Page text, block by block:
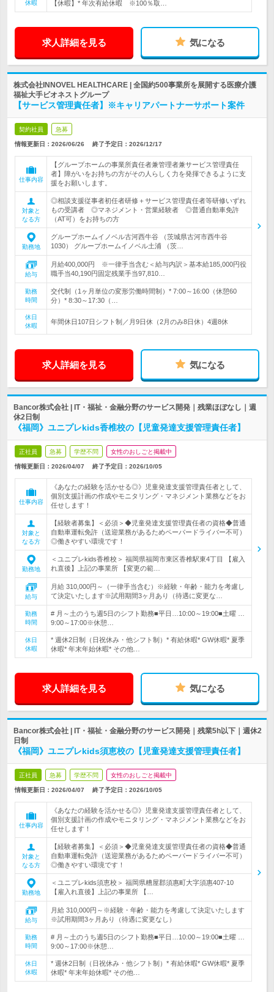
休暇 【休暇】* 年次有給休暇 ※100％取…
求人詳細を見る 気になる
株式会社INNOVEL HEALTHCARE | 全国約500事業所を展開する医療介護
福祉大手ビオネストグループ
【サービス管理責任者】※キャリアパートナーサポート案件
契約社員 急募
情報更新日：2026/06/26 終了予定日： 2026/12/17
仕事内容
【グループホームの事業所責任者兼管理者兼サービス管理責任
者】障がいをお持ちの方がその人らしく力を発揮できるように支
援をお願いします。
対象と
なる方
◎相談支援従事者初任者研修＋サービス管理責任者等研修いずれ
もの受講者 ◎マネジメント・営業経験者 ◎普通自動車免許
（AT可）をお持ちの方
勤務地
グループホームイノベル古河西牛谷 （茨城県古河市西牛谷
1030） グループホームイノベル土浦 （茨…
給与
月給400,000円 ※一律手当含む＜給与内訳＞基本給185,000円役
職手当40,190円固定残業手当97,810…
勤務
時間
交代制（1ヶ月単位の変形労働時間制）* 7:00～16:00（休憩60
分）* 8:30～17:30（…
休日
休暇
年間休日107日シフト制／月9日休（2月のみ8日休）4週8休
求人詳細を見る 気になる
Bancor株式会社 | IT・福祉・金融分野のサービス開発｜残業ほぼなし｜週
休2日制
《福岡》ユニプレkids香椎校の【児童発達支援管理責任者】
正社員 急募 学歴不問 女性のおしごと掲載中
情報更新日：2026/04/07 終了予定日： 2026/10/05
仕事内容
《あなたの経験を活かせる◎》児童発達支援管理責任者として、
個別支援計画の作成やモニタリング・マネジメント業務などをお
任せします！
対象と
なる方
【経験者募集】＜必須＞◆児童発達支援管理責任者の資格◆普通
自動車運転免許（送迎業務があるためペーパードライバー不可）
◎働きやすい環境です！
勤務地
＜ユニプレkids香椎校＞ 福岡県福岡市東区香椎駅東4丁目 【雇入
れ直後】上記の事業所 【変更の範…
給与
月給 310,000円～（一律手当含む）※経験・年齢・能力を考慮し
て決定いたします※試用期間3ヶ月あり（待遇に変更な…
勤務
時間
# 月～土のうち週5日のシフト勤務■平日…10:00～19:00■土曜 …
9:00～17:00※休憩…
休日
休暇
* 週休2日制（日祝休み・他シフト制）* 有給休暇* GW休暇* 夏季
休暇* 年末年始休暇* その他…
求人詳細を見る 気になる
Bancor株式会社 | IT・福祉・金融分野のサービス開発｜残業5h以下｜週休2
日制
《福岡》ユニプレkids須恵校の【児童発達支援管理責任者】
正社員 急募 学歴不問 女性のおしごと掲載中
情報更新日：2026/04/07 終了予定日： 2026/10/05
仕事内容
《あなたの経験を活かせる◎》児童発達支援管理責任者として、
個別支援計画の作成やモニタリング・マネジメント業務などをお
任せします！
対象と
なる方
【経験者募集】＜必須＞◆児童発達支援管理責任者の資格◆普通
自動車運転免許（送迎業務があるためペーパードライバー不可）
◎働きやすい環境です！
勤務地
＜ユニプレkids須恵校＞ 福岡県糟屋郡須惠町大字須惠407-10
【雇入れ直後】上記の事業所 【…
給与
月給 310,000円～※経験・年齢・能力を考慮して決定いたします
※試用期間3ヶ月あり（待遇に変更なし）
勤務
時間
# 月～土のうち週5日のシフト勤務■平日…10:00～19:00■土曜 …
9:00～17:00※休憩…
休日
休暇
* 週休2日制（日祝休み・他シフト制）* 有給休暇* GW休暇* 夏季
休暇* 年末年始休暇* その他…